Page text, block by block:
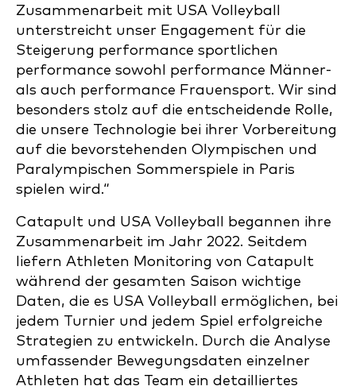
Zusammenarbeit mit USA Volleyball
unterstreicht unser Engagement für die
Steigerung performance sportlichen
performance sowohl performance Männer-
als auch performance Frauensport. Wir sind
besonders stolz auf die entscheidende Rolle,
die unsere Technologie bei ihrer Vorbereitung
auf die bevorstehenden Olympischen und
Paralympischen Sommerspiele in Paris
spielen wird.“
Catapult und USA Volleyball begannen ihre
Zusammenarbeit im Jahr 2022. Seitdem
liefern Athleten Monitoring von Catapult
während der gesamten Saison wichtige
Daten, die es USA Volleyball ermöglichen, bei
jedem Turnier und jedem Spiel erfolgreiche
Strategien zu entwickeln. Durch die Analyse
umfassender Bewegungsdaten einzelner
Athleten hat das Team ein detailliertes